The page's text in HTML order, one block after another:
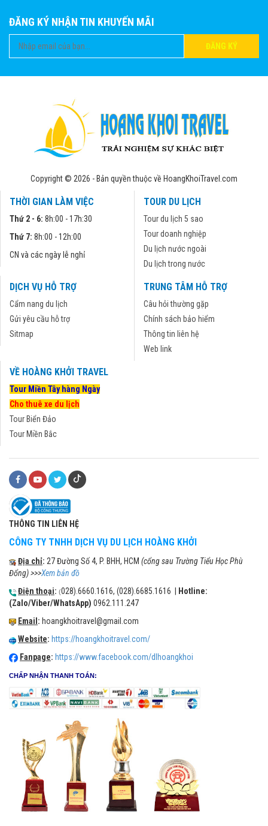
ĐĂNG KÝ NHẬN TIN KHUYẾN MÃI
ĐĂNG KÝ
Copyright © 2026 - Bản quyền thuộc về HoangKhoiTravel.com
THỜI GIAN LÀM VIỆC
Thứ 2 - 6: 8h:00 - 17h:30
Thứ 7: 8h:00 - 12h:00
CN và các ngày lễ nghỉ
TOUR DU LỊCH
Tour du lịch 5 sao
Tour doanh nghiệp
Du lịch nước ngoài
Du lịch trong nước
DỊCH VỤ HỖ TRỢ
Cẩm nang du lịch
Gửi yêu cầu hỗ trợ
Sitmap
TRUNG TÂM HỖ TRỢ
Câu hỏi thường gặp
Chính sách bảo hiểm
Thông tin liên hệ
Web link
VỀ HOÀNG KHỞI TRAVEL
Tour Miền Tây hàng Ngày
Cho thuê xe du lịch
Tour Biển Đảo
Tour Miền Bắc
THÔNG TIN LIÊN HỆ
CÔNG TY TNHH DỊCH VỤ DU LỊCH HOÀNG KHỞI
Địa chỉ: 27 Đường Số 4, P. BHH, HCM (cổng sau Trường Tiểu Học Phù
Đổng) >>>Xem bản đồ
Điện thoại: (028).6660.1616, (028).6685.1616 |
Hotline:
(Zalo/Viber/WhatsApp) 0962.111.247
Email : hoangkhoitravel@gmail.com
Website: https://hoangkhoitravel.com/
Fanpage: https://www.facebook.com/dlhoangkhoi
CHẤP NHẬN THANH TOÁN: